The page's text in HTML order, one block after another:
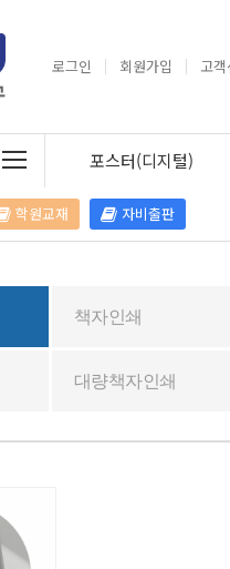
로그인 회원가입 고
포스터(디지털)
학원교재 자비출판
책자인쇄
대량책자인쇄